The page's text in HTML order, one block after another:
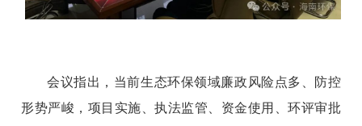
会议指出， 当前生态环保领域廉政风险点多、防控
形势严峻，项目实施、执法监管、资金使用、环评审批